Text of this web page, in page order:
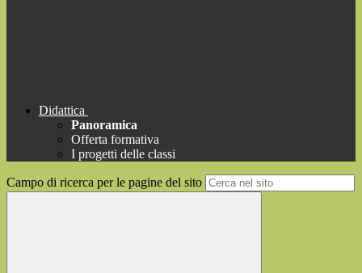
Didattica
Panoramica
Offerta formativa
I progetti delle classi
Campo di ricerca per le pagine del sito